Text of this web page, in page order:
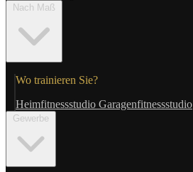
Nach Maß
Wo trainieren Sie?
Heimfitnessstudio Garagenfitnessstudio
Gewerbe